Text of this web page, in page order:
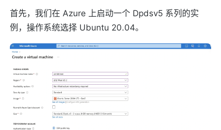
首先，我们在 Azure 上启动一个 Dpdsv5 系列的实
例，操作系统选择 Ubuntu 20.04。